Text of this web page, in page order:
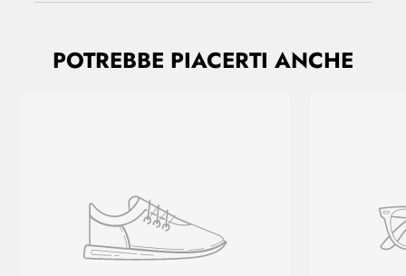
POTREBBE PIACERTI ANCHE